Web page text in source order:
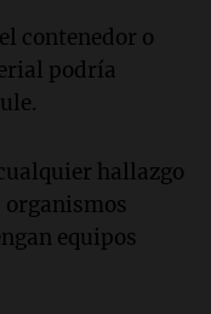
contenedor o
podría
hallazgo
organismos
equipos